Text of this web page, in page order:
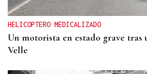
HELICOPTERO MEDICALIZADO
Un motorista en estado grave tras
Velle